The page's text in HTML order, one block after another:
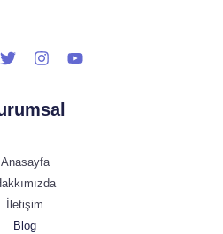
Anasayfa
İletişim
Blog